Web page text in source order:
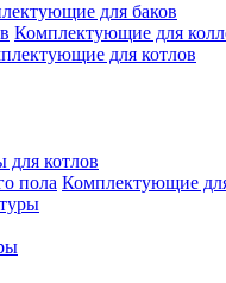
для баков
Комплектующие для
для котлов
котлов
Комплектующие